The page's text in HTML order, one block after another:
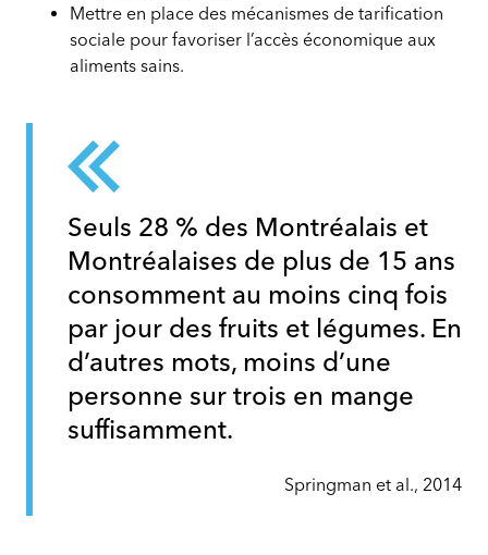
Mettre en place des mécanismes de tarification
sociale pour favoriser l’accès économique aux
aliments sains.
Seuls 28 % des Montréalais et
Montréalaises de plus de 15 ans
consomment au moins cinq fois
par jour des fruits et légumes. En
d’autres mots, moins d’une
personne sur trois en mange
suffisamment.
Springman et al., 2014